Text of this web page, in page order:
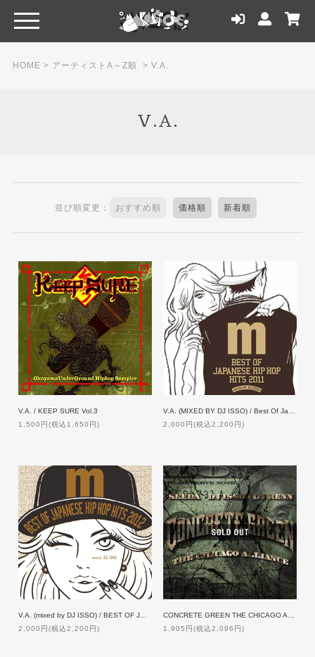
HOME > アーティストA～Z順 > V.A.
V.A.
並び順変更： おすすめ順 価格順 新着順
V.A. / KEEP SURE Vol.3
1,500円(税込1,650円)
2,000円(税込2,200円)
2,000円(税込2,200円)
1,905円(税込2,096円)